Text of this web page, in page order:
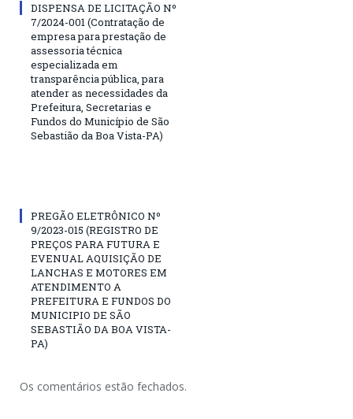
DISPENSA DE LICITAÇÃO Nº
7/2024-001 (Contratação de
empresa para prestação de
assessoria técnica
especializada em
transparência pública, para
atender as necessidades da
Prefeitura, Secretarias e
Fundos do Município de São
Sebastião da Boa Vista-PA)
PREGÃO ELETRÔNICO Nº
9/2023-015 (REGISTRO DE
PREÇOS PARA FUTURA E
EVENUAL AQUISIÇÃO DE
LANCHAS E MOTORES EM
ATENDIMENTO A
PREFEITURA E FUNDOS DO
MUNICIPIO DE SÃO
SEBASTIÃO DA BOA VISTA-
PA)
Os comentários estão fechados.